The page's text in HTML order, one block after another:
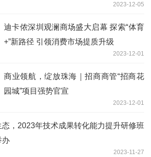
2023-12-05
迪卡侬深圳观澜商场盛大启幕 探索“体育
+”新路径 引领消费市场提质升级
2023-12-01
商业领航，绽放珠海｜招商商管“招商花
园城”项目强势官宣
2023-12-01
，2023年技术成果转化能力提升研修班
办
2023-11-27